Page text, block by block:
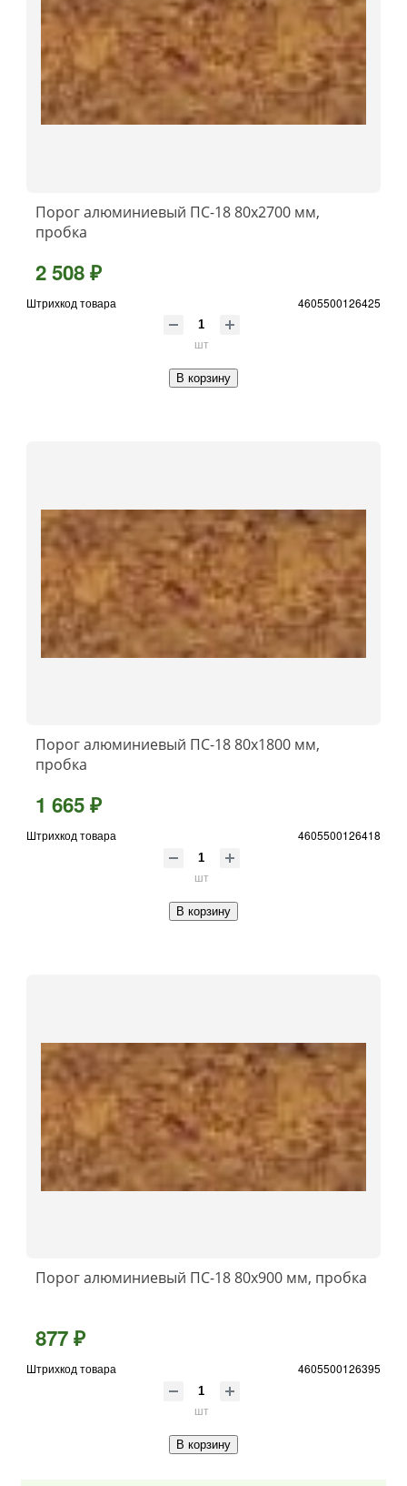
Порог алюминиевый ПС-18 80x2700 мм,
пробка
2 508 ₽
Штрихкод товара 4605500126425
шт
В корзину
Порог алюминиевый ПС-18 80x1800 мм,
пробка
1 665 ₽
Штрихкод товара 4605500126418
шт
В корзину
Порог алюминиевый ПС-18 80x900 мм, пробка
877 ₽
Штрихкод товара 4605500126395
шт
В корзину